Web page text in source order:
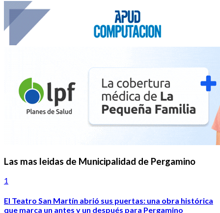
Las mas leidas de Municipalidad de Pergamino
1
El Teatro San Martín abrió sus puertas: una obra histórica
que marca un antes y un después para Pergamino